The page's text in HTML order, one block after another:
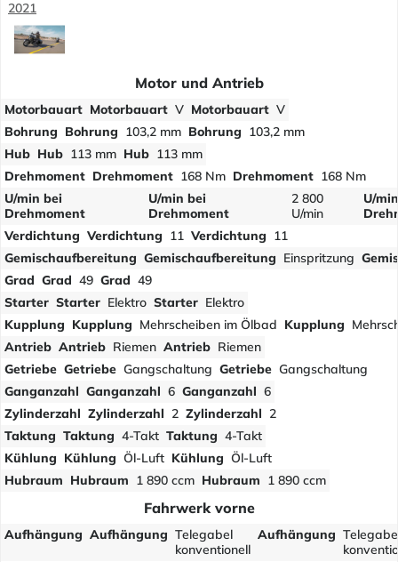
2021
Motor und Antrieb
Motorbauart Motorbauart V Motorbauart V
Bohrung Bohrung 103,2 mm Bohrung 103,2 mm
Hub Hub 113 mm Hub 113 mm
Drehmoment Drehmoment 168 Nm Drehmoment 168 Nm
U/min bei
Drehmoment
U/min bei
Drehmoment
2 800
U/min
U/
Verdichtung Verdichtung 11 Verdichtung 11
Gemischaufbereitung Gemischaufbereitung Einspritzung
Grad Grad 49 Grad 49
Starter Starter Elektro Starter Elektro
Kupplung Kupplung Mehrscheiben im Ölbad Kupplung
Antrieb Antrieb Riemen Antrieb Riemen
Getriebe Getriebe Gangschaltung Getriebe Gangschaltung
Ganganzahl Ganganzahl 6 Ganganzahl 6
Zylinderzahl Zylinderzahl 2 Zylinderzahl 2
Taktung Taktung 4-Takt Taktung 4-Takt
Kühlung Kühlung Öl-Luft Kühlung Öl-Luft
Hubraum Hubraum 1 890 ccm Hubraum 1 890 ccm
Fahrwerk vorne
Aufhängung Aufhängung Telegabel
konventionell
Aufhängung